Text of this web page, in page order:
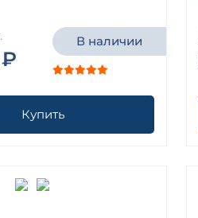
В наличии
Купить